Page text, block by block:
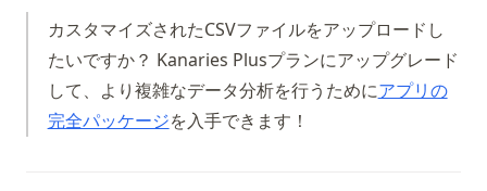
カスタマイズされたCSVファイルをアップロードし
たいですか？ Kanaries Plusプランにアップグレード
して、より複雑なデータ分析を行うためにアプリの
完全パッケージ(opens in a new tab)
を入手できます！